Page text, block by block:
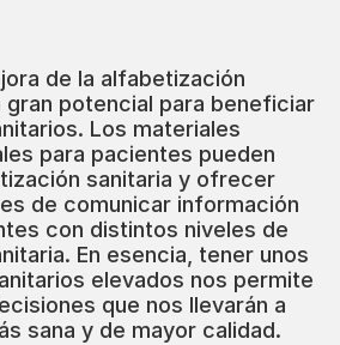
de la alfabetización
gran potencial para beneficiar
Los materiales
para pacientes pueden
sanitaria y ofrecer
de comunicar información
con distintos niveles de
En esencia, tener unos
elevados nos permite
que nos llevarán a
sana y de mayor calidad.